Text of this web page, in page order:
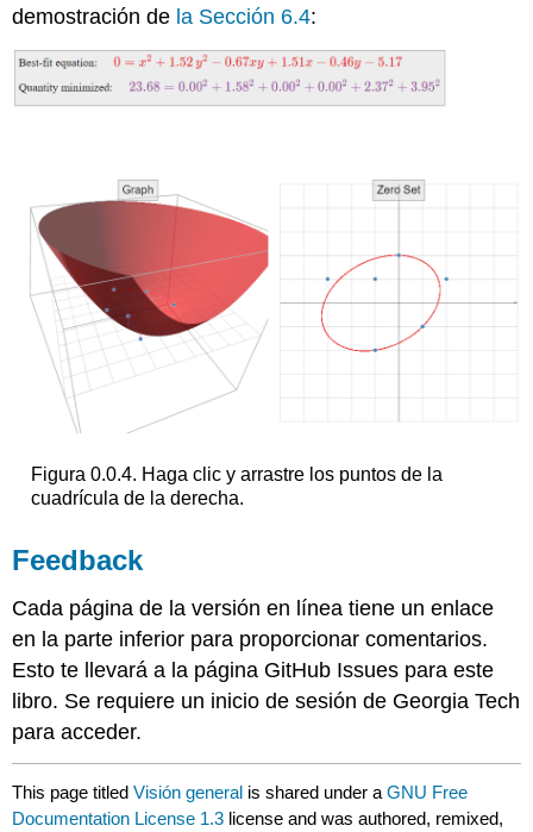
demostración de la Sección 6.4:
Figura 0.0.4. Haga clic y arrastre los puntos de la
cuadrícula de la derecha.
Feedback
Cada página de la versión en línea tiene un enlace
en la parte inferior para proporcionar comentarios.
Esto te llevará a la página GitHub Issues para este
libro. Se requiere un inicio de sesión de Georgia Tech
para acceder.
This page titledVisión general is shared under aGNU Free
Documentation License 1.3 license and was authored, remixed,